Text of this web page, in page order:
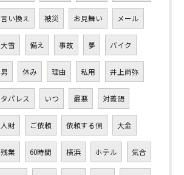
言い換え 被災 お見舞い メール
大雪 備え 事故 夢 バイク
男 休み 理由 私用 井上尚弥
タパレス いつ 最悪 対義語
人財 ご依頼 依頼する側 大金
残業 60時間 横浜 ホテル 気合